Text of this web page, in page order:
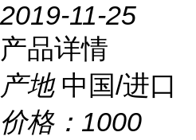
2019-11-25
产品详情
产地 中国/进口
价格： 1000